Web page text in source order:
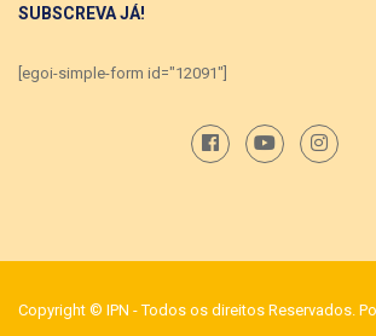
SUBSCREVA JÁ!
[egoi-simple-form id="12091"]
Copyright © IPN - Todos os direitos Reservados.